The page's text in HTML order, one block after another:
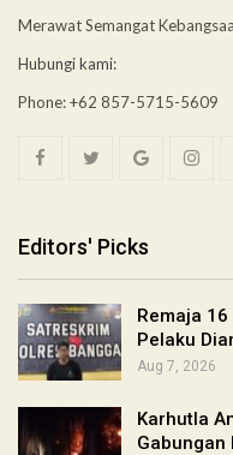
Merawat Semangat
Hubungi kami:
Phone: +62 857-5715-5609
Editors' Picks
Remaja
Pelaku
Aug 7, 2026
Karhutla
Gabungan